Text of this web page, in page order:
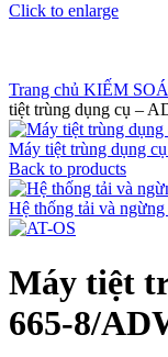
Click to enlarge
Trang chủ KIẾM
tiệt trùng dụng cụ –
Máy tiệt trùng dụng
Back to products
Hệ thống tải và
Máy tiệt
665-8/